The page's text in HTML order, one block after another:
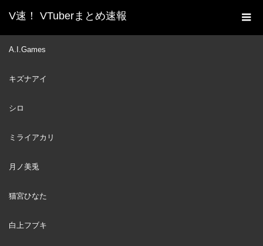
V速！ VTuberまとめ速報
A.I.Games
キズナアイ
シロ
ミライアカリ
月ノ美兎
猫宮ひなた
白上フブキ
ホーム
新着動画一覧
10